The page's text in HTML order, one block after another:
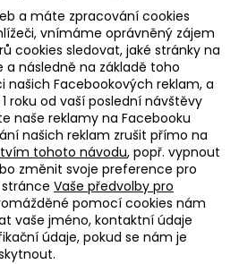
a máte zpracování cookies
vnímáme oprávněný zájem
cookies sledovat, jaké stránky na
následně na základě toho
našich Facebookových reklam, a
roku od vaší poslední návštěvy
naše reklamy na Facebooku
našich reklam zrušit přímo na
tohoto návodu, popř. vypnout
změnit svoje preference pro
Vaše předvolby pro
pomocí cookies nám
vaše jméno, kontaktní údaje
údaje, pokud se nám je